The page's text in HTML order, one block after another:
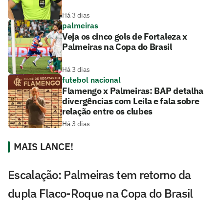
Há 3 dias
palmeiras
Veja os cinco gols de Fortaleza x
Palmeiras na Copa do Brasil
Há 3 dias
futebol nacional
Flamengo x Palmeiras: BAP detalha
divergências com Leila e fala sobre
relação entre os clubes
Há 3 dias
MAIS LANCE!
Escalação: Palmeiras tem retorno da
dupla Flaco-Roque na Copa do Brasil